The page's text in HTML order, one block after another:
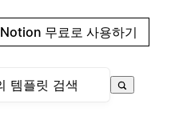
Notion 무료로 사용하기